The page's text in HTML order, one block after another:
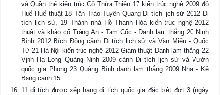
và Quần thể kiến trúc Cố Thừa Thiên 17 kiến trúc nghệ 2009 đô
Huế Huế thuật 18 Tân Trào Tuyên Quang Di tích lịch sử 2012 Di
tích lịch sử, 19 Thành nhà Hồ Thanh Hóa kiến trúc nghệ 2012
thuật và khảo cổ Tràng An - Tam Cốc - Danh lam thắng 20 Ninh
Bình 2012 Bích Động cảnh Di tích lịch sử và Văn Miếu - Quốc
Tử 21 Hà Nội kiến trúc nghệ 2012 Giám thuật Danh lam thắng 22
Vịnh Hạ Long Quảng Ninh 2009 cảnh Di tích lịch sử và Vườn
quốc gia Phong 23 Quảng Bình danh lam thắng 2009 Nha - Kẻ
Bàng cảnh 15
11 di tích được xếp hạng di tích quốc gia đặc biệt đợt 3 (ngày